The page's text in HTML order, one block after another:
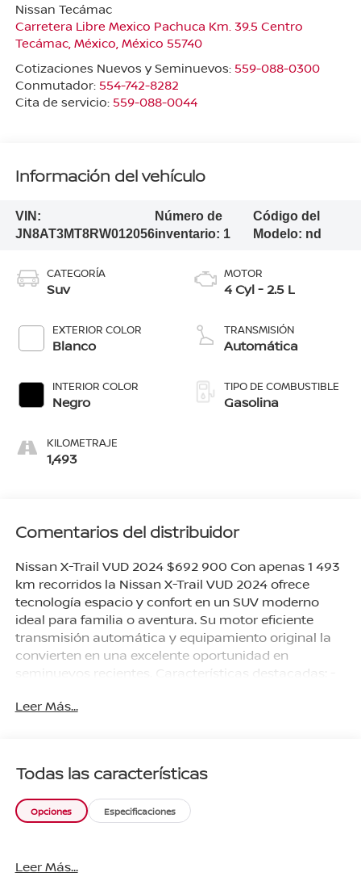
Nissan Tecámac
Carretera Libre Mexico Pachuca Km. 39.5 Centro
Tecámac, México, México 55740
Cotizaciones Nuevos y Seminuevos: 559-088-0300
Conmutador: 554-742-8282
Cita de servicio: 559-088-0044
Información del vehículo
VIN:
JN8AT3MT8RW012056
Número de
inventario: 1
Código del
Modelo: nd
CATEGORÍA
Suv
EXTERIOR COLOR
Blanco
INTERIOR COLOR
Negro
KILOMETRAJE
1,493
MOTOR
4 Cyl - 2.5 L
TRANSMISIÓN
Automática
TIPO DE COMBUSTIBLE
Gasolina
Comentarios del distribuidor
Nissan X-Trail VUD 2024 $692 900 Con apenas 1 493
km recorridos la Nissan X-Trail VUD 2024 ofrece
tecnología espacio y confort en un SUV moderno
ideal para familia o aventura. Su motor eficiente
transmisión automática y equipamiento original la
convierten en una excelente oportunidad en
seminuevos recientes. Características destacadas: -
- Transmisión automática - Capacidad para 5
todos los servicios de agencia - Accesorios originales
garantizados ¡Agenda hoy tu prueba de manejo y
arranca con planes desde 20% de enganche! ¡Tu
manejo hoy mismo. Crédito o pago de contado y
Leer Más...
Todas las características
Opciones Especificaciones
Leer Más...